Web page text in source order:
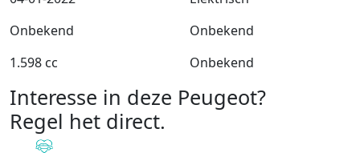
Onbekend
Onbekend
1.598 cc
Onbekend
Interesse in deze Peugeot?
Regel het direct.